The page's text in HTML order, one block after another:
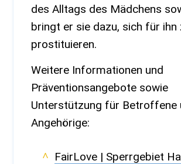
des Alltags des Mädchens
bringt er sie dazu, sich für ihn
prostituieren.
Weitere Informationen und
Präventionsangebote sowie
Unterstützung für Betroffene
Angehörige:
FairLove | Sperrgebiet